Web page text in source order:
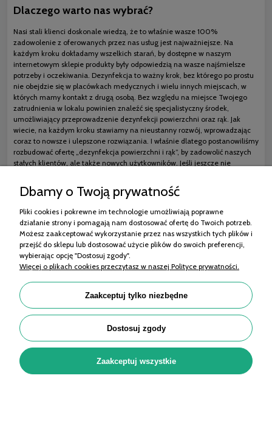
Dlaczego warto nas wybrać?
Nasi stali klienci doskonale wiedzą, że to właśnie wasze 100%
zadowolenie z oferowanych przez nas usług jest najważniejsze. Na
każdym kroku dokładamy wszelkich starań, by dostępne w naszym
internetowym sklepie produkty były odpowiedzią na wasze najśmielsze
potrzeby i oczekiwania. Dezynfekcja to ważny krok, bez którego po prostu
nie obejdzie się w placówkach medycznych i wielu innych miejscach, w
których mamy kontakt z drugą osobą. Bez względu na miejsce Twojego
zatrudnienia w lokalu powinien znaleźć się specjalistyczny środek,
umożliwiający przeprowadzenie dezynfekcji powierzchni oraz rąk. Jak
wiecie, na każdym kroku stawiamy na nieustanny rozwój, wprowadzając
coraz to nowsze i ulepszone rozwiązania. I właśnie dlatego postanowiliśmy
rozbudować ofertę „dezynfekcja powierzchni i rąk”, by zadowolić naszych
stałych klientów, ale także nowych użytkowników. Jeśli jeszcze nie
Zakupy
Pomoc
Moje konto
Informacje
OMET MEDICAL Sp. z o.o. | ul. 11 Listopada 99/101, 95-070 Aleksandrów Łódzki |
KRS: 0001035811, NIP: 7322212964, REGON: 525290046
Dbamy o Twoją prywatność
Pliki cookies i pokrewne im technologie umożliwiają poprawne
działanie strony i pomagają nam dostosować ofertę do Twoich potrzeb.
Możesz zaakceptować wykorzystanie przez nas wszystkich tych plików i
przejść do sklepu lub dostosować użycie plików do swoich preferencji,
wybierając opcję "Dostosuj zgody".
Więcej o plikach cookies przeczytasz w naszej Polityce prywatności.
Zaakceptuj tylko niezbędne
Dostosuj zgody
Zaakceptuj wszystkie